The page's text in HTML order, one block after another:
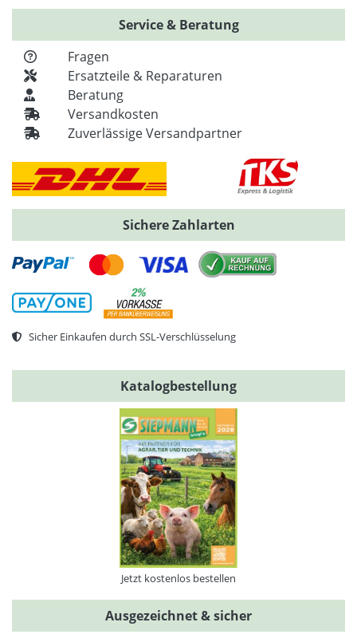
Service & Beratung
Fragen
Ersatzteile & Reparaturen
Beratung
Versandkosten
Zuverlässige Versandpartner
Sichere Zahlarten
Sicher Einkaufen durch SSL-Verschlüsselung
Katalogbestellung
Jetzt kostenlos bestellen
Ausgezeichnet & sicher